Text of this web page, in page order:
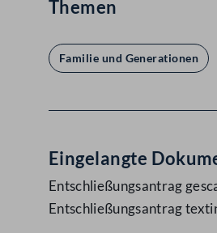
Themen
Familie und Generationen
Eingelangte
Entschließungsantrag
Entschließungsantrag